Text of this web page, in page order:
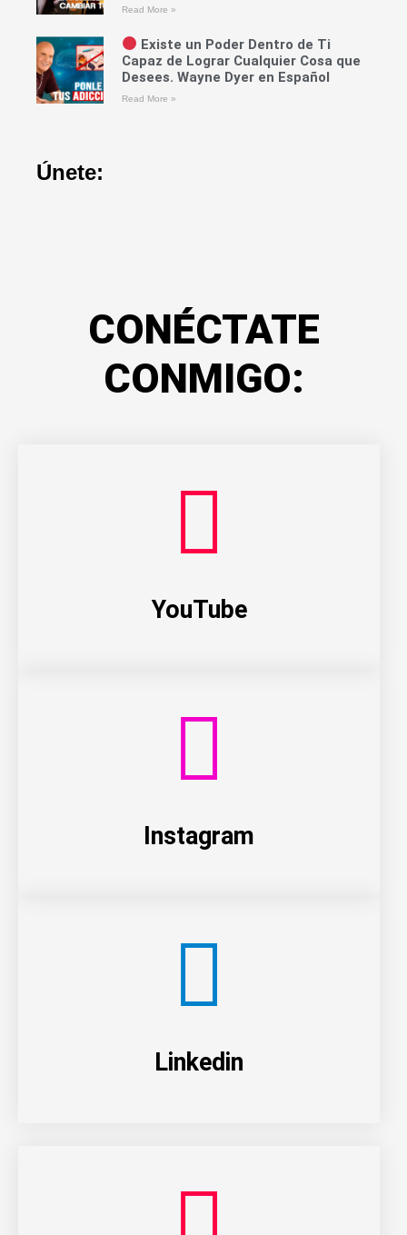
Read More »
Existe un Poder Dentro de Ti
Capaz de Lograr Cualquier Cosa que
Desees. Wayne Dyer en Español
Read More »
Únete:
CONÉCTATE
CONMIGO:
YouTube
Instagram
Linkedin